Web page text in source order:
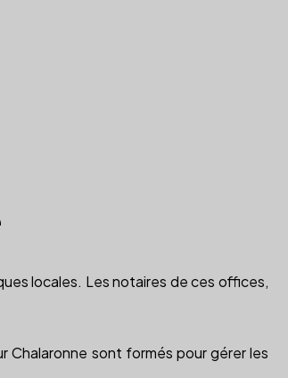
locales. Les notaires de ces offices,
Chalaronne sont formés pour gérer les